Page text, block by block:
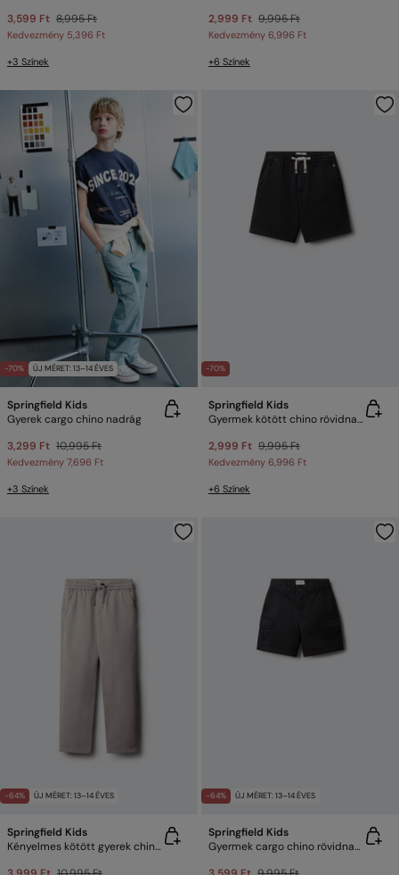
3,599 Ft 8,995 Ft
Kedvezmény 5,396 Ft
+3 Színek
2,999 Ft 9,995 Ft
Kedvezmény 6,996 Ft
+6 Színek
-70% ÚJ MÉRET: 13–14 ÉVES
Springfield Kids
Gyerek cargo chino nadrág
3,299 Ft 10,995 Ft
Kedvezmény 7,696 Ft
+3 Színek
-70%
Springfield Kids
Gyermek kötött chino rövidnadrág
2,999 Ft 9,995 Ft
Kedvezmény 6,996 Ft
+6 Színek
-64% ÚJ MÉRET: 13–14 ÉVES
Springfield Kids
Kényelmes kötött gyerek chino nadrág
-64% ÚJ MÉRET: 13–14 ÉVES
Springfield Kids
Gyermek cargo chino rövidnadrág